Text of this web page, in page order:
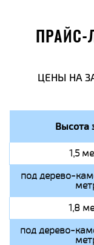
ЦЕНЫ НА
Высота
1,5
под дерево-
1,8
под дерево-